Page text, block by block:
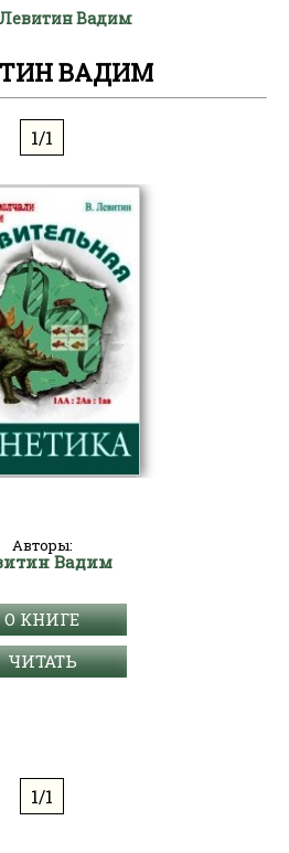
Левитин Вадим
ВАДИМ
1/1
Авторы:
Вадим
О КНИГЕ
ЧИТАТЬ
1/1